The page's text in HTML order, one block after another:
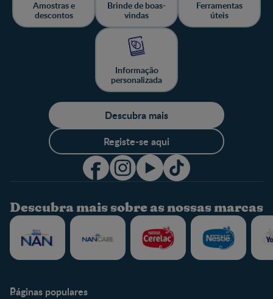
Amostras e
descontos
Brinde de boas-
vindas
Ferramentas
úteis
Informação
personalizada
Descubra mais
Registe-se aqui
Descubra mais sobre as nossas marcas
Páginas populares